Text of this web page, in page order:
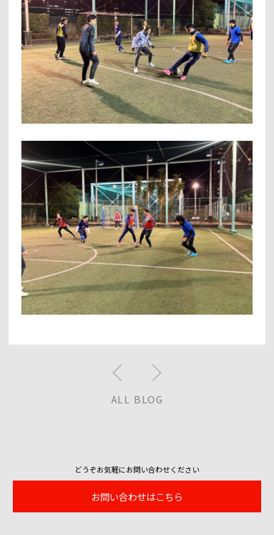
ALL BLOG
どうぞお気軽にお問い合わせください
お問い合わせはこちら